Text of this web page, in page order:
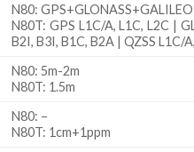
N80: GPS+GLONASS+GALILEO
N80T: GPS L1C/A, L1C, L2C |
B2I, B3I, B1C, B2A | QZSS L1C/
N80: 5m-2m
N80T: 1.5m
N80: –
N80T: 1cm+1ppm